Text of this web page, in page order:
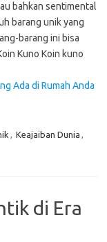
bahkan sentimental
barang unik yang
barang ini bisa
Kuno Koin kuno
Ada di Rumah Anda
, Keajaiban Dunia ,
di Era